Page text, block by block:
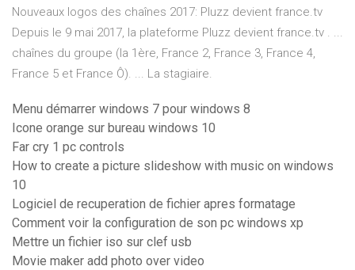
Nouveaux logos des chaînes 2017: Pluzz devient france.tv
Depuis le 9 mai 2017, la plateforme Pluzz devient france.tv . ...
chaînes du groupe (la 1ère, France 2, France 3, France 4,
France 5 et France Ô). ... La stagiaire.
Menu démarrer windows 7 pour windows 8
Icone orange sur bureau windows 10
Far cry 1 pc controls
How to create a picture slideshow with music on windows
10
Logiciel de recuperation de fichier apres formatage
Comment voir la configuration de son pc windows xp
Mettre un fichier iso sur clef usb
Movie maker add photo over video